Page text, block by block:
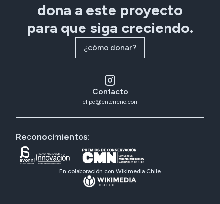
dona a este proyecto
para que siga creciendo.
¿cómo donar?
Contacto
felipe@enterreno.com
Reconocimientos:
En colaboración con Wikimedia Chile